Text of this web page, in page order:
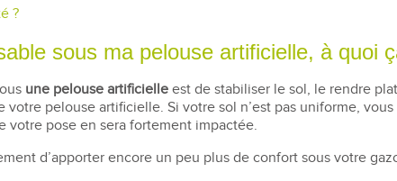
?
sous ma pelouse artificielle, à quoi
une pelouse artificielle est de stabiliser le sol, le rendre
pelouse artificielle. Si votre sol n’est pas uniforme,
votre pose en sera fortement impactée.
d’apporter encore un peu plus de confort sous votre